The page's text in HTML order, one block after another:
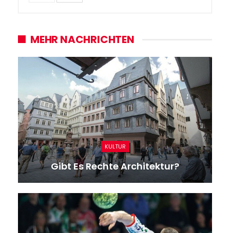
MEHR NACHRICHTEN
KULTUR
Gibt Es Rechte Architektur?